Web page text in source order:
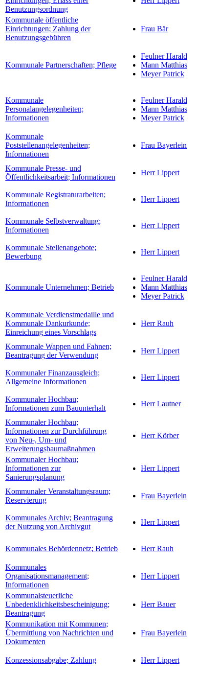
Benutzungsordnung
Kommunale öffentliche
Einrichtungen; Zahlung der
Benutzungsgebühren
Frau Bär
Kommunale Partnerschaften; Pflege
Feulner Harald
Mann Matthias
Meyer Patrick
Kommunale
Personalangelegenheiten;
Informationen
Feulner Harald
Mann Matthias
Meyer Patrick
Kommunale
Poststellenangelegenheiten;
Informationen
Frau Bayerlein
Kommunale Presse- und
Öffentlichkeitsarbeit; Informationen
Herr Lippert
Kommunale Registraturarbeiten;
Informationen
Herr Lippert
Kommunale Selbstverwaltung;
Informationen
Herr Lippert
Kommunale Stellenangebote;
Bewerbung
Herr Lippert
Kommunale Unternehmen; Betrieb
Feulner Harald
Mann Matthias
Meyer Patrick
Kommunale Verdienstmedaille und
Kommunale Dankurkunde;
Einreichung eines Vorschlags
Herr Rauh
Kommunale Wappen und Fahnen;
Beantragung der Verwendung
Herr Lippert
Kommunaler Finanzausgleich;
Allgemeine Informationen
Herr Lippert
Kommunaler Hochbau;
Informationen zum Bauunterhalt
Herr Lautner
Kommunaler Hochbau;
Informationen zur Durchführung
von Neu-, Um- und
Erweiterungsbaumaßnahmen
Herr Körber
Kommunaler Hochbau;
Informationen zur
Sanierungsplanung
Herr Lippert
Kommunaler Veranstaltungsraum;
Reservierung
Frau Bayerlein
Kommunales Archiv; Beantragung
der Nutzung von Archivgut
Herr Lippert
Kommunales Behördennetz; Betrieb Herr Rauh
Kommunales
Organisationsmanagement;
Informationen
Herr Lippert
Kommunalsteuerliche
Unbedenklichkeitsbescheinigung;
Beantragung
Herr Bauer
Kommunikation mit Kommunen;
Übermittlung von Nachrichten und
Dokumenten
Frau Bayerlein
Konzessionsabgabe; Zahlung Herr Lippert